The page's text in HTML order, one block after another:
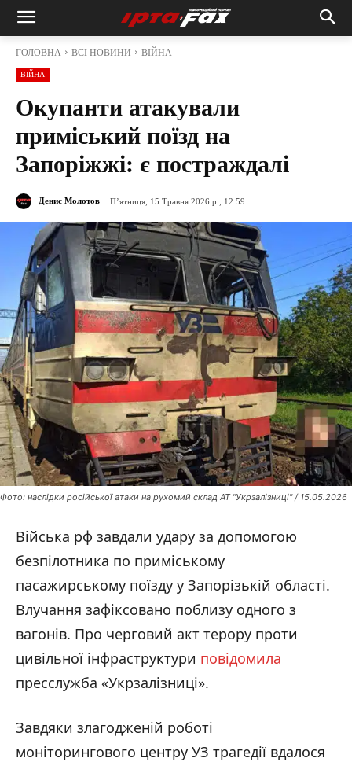
ГОЛОВНА ВСІ НОВИНИ ВІЙНА
ВІЙНА
Окупанти атакували
приміський поїзд на
Запоріжжі: є постраждалі
Денис Молотов П’ятниця, 15 Травня 2026 р., 12:59
Фото: наслідки російської атаки на рухомий склад АТ "Укрзалізниці" / 15.05.2026
Війська рф завдали удару за допомогою
безпілотника по приміському
пасажирському поїзду у Запорізькій області.
Влучання зафіксовано поблизу одного з
вагонів. Про черговий акт терору проти
цивільної інфраструктури повідомила
пресслужба «Укрзалізниці».
Завдяки злагодженій роботі
моніторингового центру УЗ трагедії вдалося